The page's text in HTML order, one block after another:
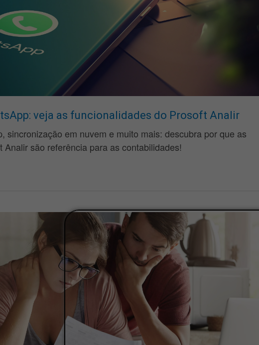
veja as funcionalidades do Prosoft Analir
sincronização em nuvem e muito mais: descubra por que as
são referência para as contabilidades!